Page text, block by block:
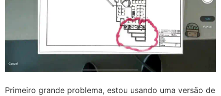
Primeiro grande problema, estou usando uma versão de